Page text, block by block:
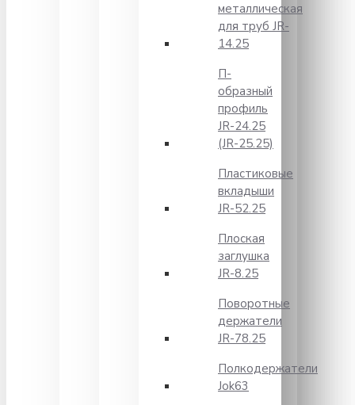
металлическая
для труб JR-
14.25
П-
образный
профиль
JR-24.25
(JR-25.25)
Пластиковые
вкладыши
JR-52.25
Плоская
заглушка
JR-8.25
Поворотные
держатели
JR-78.25
Полкодержатели
Jok63